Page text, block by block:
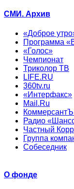
СМИ. Архив
«Доброе
Программа
«Голос»
Чемпионат
Триколор ТВ
LIFE.RU
360tv.ru
«Интерфакс»
Mail.Ru
КоммерсантЪ
Радио
Частный
Группа
Собеседник
О фонде